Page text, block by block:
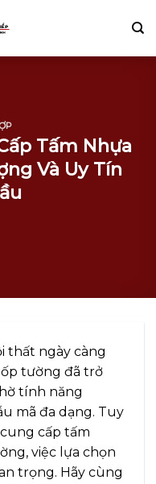
Tấm Nhựa
Và Uy Tín
thất ngày càng
tường đã trở
tính năng
mã đa dạng. Tuy
cấp tấm
việc lựa chọn
trọng. Hãy cùng